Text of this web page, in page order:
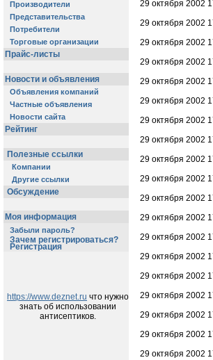
Производители
Представительства
Потребители
Торговые организации
Прайс-листы
Новости и объявления
Объявления компаний
Частные объявления
Новости сайта
Рейтинг
Полезные ссылки
Компании
Другие ссылки
Обсуждение
Моя информация
Забыли пароль?
Зачем регистрироваться?
Регистрация
https://www.deznet.ru что нужно
знать об использовании
антисептиков.
29 октября 2002
29 октября 2002
29 октября 2002
29 октября 2002
29 октября 2002
29 октября 2002
29 октября 2002
29 октября 2002
29 октября 2002
29 октября 2002
29 октября 2002
29 октября 2002
29 октября 2002
29 октября 2002
29 октября 2002
29 октября 2002
29 октября 2002
29 октября 2002
29 октября 2002